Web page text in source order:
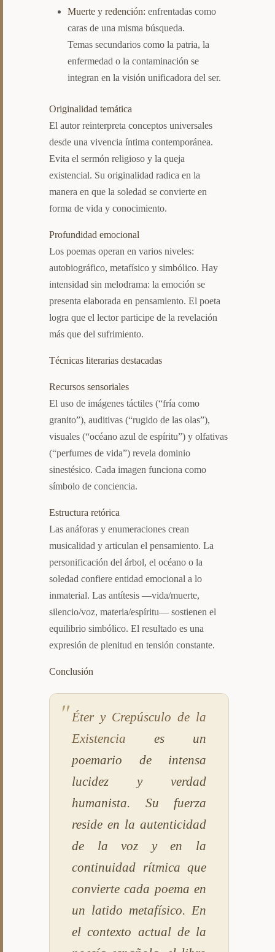
Muerte y redención: enfrentadas como
caras de una misma búsqueda.
Temas secundarios como la patria, la
enfermedad o la contaminación se
integran en la visión unificadora del ser.
Originalidad temática
El autor reinterpreta conceptos universales
desde una vivencia íntima contemporánea.
Evita el sermón religioso y la queja
existencial. Su originalidad radica en la
manera en que la soledad se convierte en
forma de vida y conocimiento.
Profundidad emocional
Los poemas operan en varios niveles:
autobiográfico, metafísico y simbólico. Hay
intensidad sin melodrama: la emoción se
presenta elaborada en pensamiento. El poeta
logra que el lector participe de la revelación
más que del sufrimiento.
Técnicas literarias destacadas
Recursos sensoriales
El uso de imágenes táctiles (“fría como
granito”), auditivas (“rugido de las olas”),
visuales (“océano azul de espíritu”) y olfativas
(“perfumes de vida”) revela dominio
sinestésico. Cada imagen funciona como
símbolo de conciencia.
Estructura retórica
Las anáforas y enumeraciones crean
musicalidad y articulan el pensamiento. La
personificación del árbol, el océano o la
soledad confiere entidad emocional a lo
inmaterial. Las antítesis —vida/muerte,
silencio/voz, materia/espíritu— sostienen el
equilibrio simbólico. El resultado es una
expresión de plenitud en tensión constante.
Conclusión
Éter y Crepúsculo de la
Existencia es un
poemario de intensa
lucidez y verdad
humanista. Su fuerza
reside en la autenticidad
de la voz y en la
continuidad rítmica que
convierte cada poema en
un latido metafísico. En
el contexto actual de la